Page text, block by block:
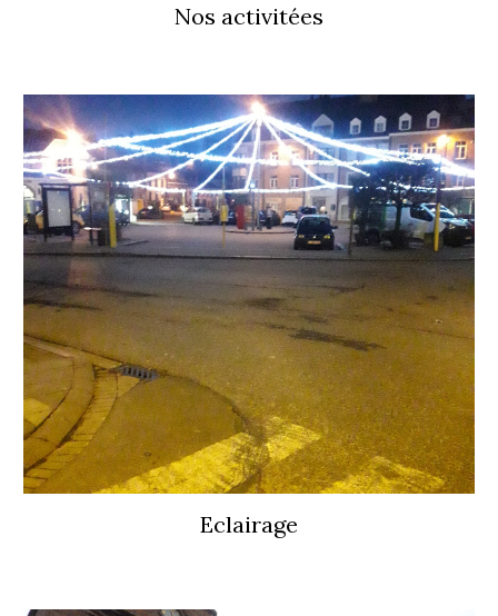
Nos activitées
Eclairage